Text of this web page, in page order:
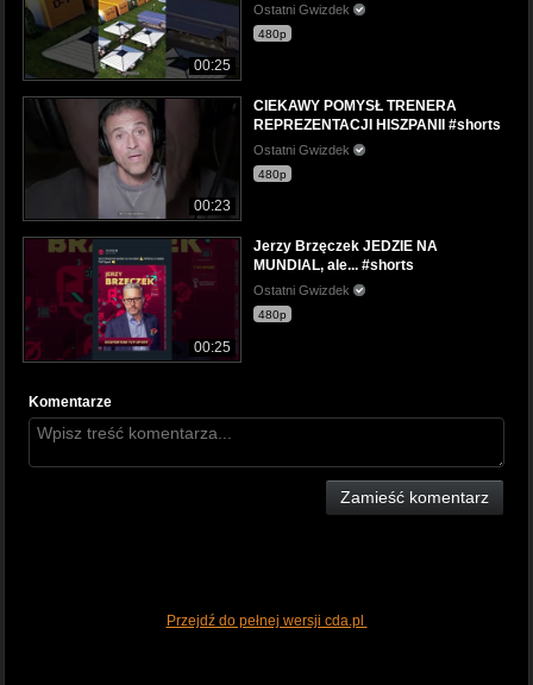
00:25
Ostatni Gwizdek
480p
00:23
CIEKAWY POMYSŁ TRENERA
REPREZENTACJI HISZPANII #shorts
Ostatni Gwizdek
480p
00:25
Jerzy Brzęczek JEDZIE NA
MUNDIAL, ale... #shorts
Ostatni Gwizdek
480p
Komentarze
Zamieść komentarz
Przejdź do pełnej wersji cda.pl